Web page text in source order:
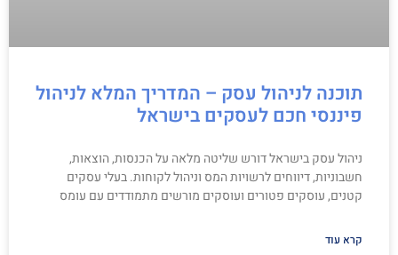
תוכנה לניהול עסק – המדריך המלא לניהול
פיננסי חכם לעסקים בישראל
ניהול עסק בישראל דורש שליטה מלאה על הכנסות, הוצאות,
חשבוניות, דיווחים לרשויות המס וניהול לקוחות. בעלי עסקים
קטנים, עוסקים פטורים ועוסקים מורשים מתמודדים עם עומס
קרא עוד